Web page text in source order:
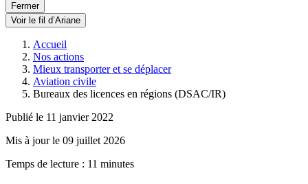
Fermer
Voir le fil d’Ariane
Accueil
Nos actions
Mieux transporter et se déplacer
Aviation civile
Bureaux des licences en régions (DSAC/IR)
Publié le 11 janvier 2022
Mis à jour le 09 juillet 2026
Temps de lecture : 11 minutes